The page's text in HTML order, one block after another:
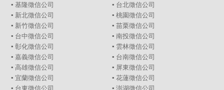
▪基隆徵信公司 ▪ 台北徵信公司
▪ 新北徵信公司 ▪ 桃園徵信公司
▪ 新竹徵信公司 ▪ 苗栗徵信公司
▪ 台中徵信公司 ▪ 南投徵信公司
▪彰化徵信公司 ▪ 雲林徵信公司
▪嘉義徵信公司 ▪ 台南徵信公司
▪高雄徵信公司 ▪ 屏東徵信公司
▪宜蘭徵信公司 ▪ 花蓮徵信公司
▪ 台東徵信公司 ▪ 澎湖徵信公司